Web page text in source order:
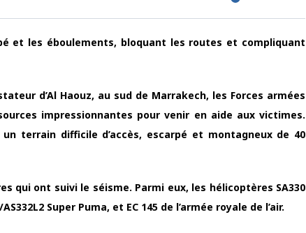
et les éboulements, bloquant les routes et compliquant
d’Al Haouz, au sud de Marrakech, les Forces armées
impressionnantes pour venir en aide aux victimes.
un terrain difficile d’accès, escarpé et montagneux de 40
qui ont suivi le séisme. Parmi eux, les hélicoptères SA330
Super Puma, et EC 145 de l’armée royale de l’air.